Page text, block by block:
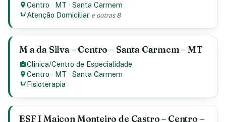
Centro · MT ·Santa Carmem
Atenção Domiciliar e outras 8
M a da Silva – Centro – Santa Carmem – MT
Clinica/Centro de Especialidade
Centro · MT ·Santa Carmem
Fisioterapia
ESF I Maicon Monteiro de Castro – Centro –